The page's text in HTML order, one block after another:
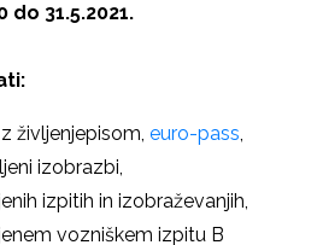
31.5.2021.
življenjepisom, euro-pass,
izobrazbi,
izpitih in izobraževanjih,
vozniškem izpitu B